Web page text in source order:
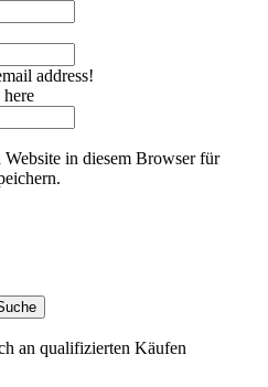
address!
here
in diesem Browser für
an qualifizierten Käufen